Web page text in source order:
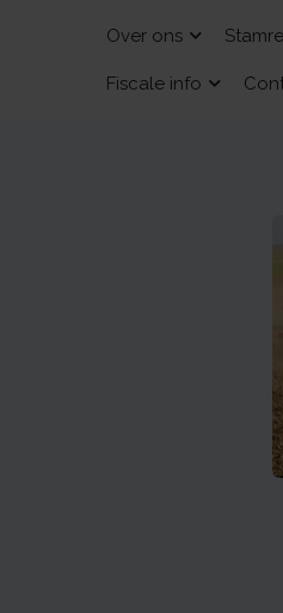
Over ons
Fiscale info